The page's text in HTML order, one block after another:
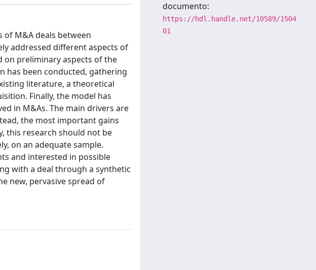
M&A deals between
addressed different aspects of
on preliminary aspects of the
has been conducted, gathering
literature, a theoretical
Finally, the model has
in M&As. The main drivers are
the most important gains
this research should not be
on an adequate sample.
and interested in possible
with a deal through a synthetic
new, pervasive spread of
documento:
https://hdl.handle.net/10589/1504
01